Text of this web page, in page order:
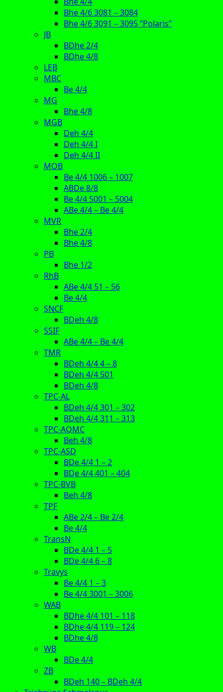
Bhe 4/6 3081 – 3084
Bhe 4/6 3091 – 3095 “Polaris”
JB
BDhe 2/4
BDhe 4/8
LEB
MBC
Be 4/4
MG
Bhe 4/8
MGB
Deh 4/4
Deh 4/4 I
Deh 4/4 II
MOB
Be 4/4 1006 – 1007
ABDe 8/8
Be 4/4 5001 – 5004
ABe 4/4 – Be 4/4
MVR
Bhe 2/4
Bhe 4/8
PB
Bhe 1/2
RhB
ABe 4/4 51 – 56
Be 4/4
SNCF
BDeh 4/8
SSIF
ABe 4/4 – Be 4/4
TMR
BDeh 4/4 4 – 8
BDeh 4/4 501
BDeh 4/8
TPC-AL
BDeh 4/4 301 – 302
BDeh 4/4 311 – 313
TPC-AOMC
Beh 4/8
TPC-ASD
BDe 4/4 1 – 2
BDe 4/4 401 – 404
TPC-BVB
Beh 4/8
TPF
ABe 2/4 – Be 2/4
Be 4/4
TransN
BDe 4/4 1 – 5
BDe 4/4 6 – 8
Travys
Be 4/4 1 – 3
Be 4/4 3001 – 3006
WAB
BDhe 4/4 101 – 118
BDhe 4/4 119 – 124
BDhe 4/8
WB
BDe 4/4
ZB
BDeh 140 – BDeh 4/4